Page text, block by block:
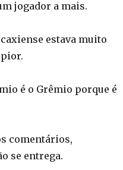
jogador a mais.
estava muito
é o Grêmio porque é
comentários,
se entrega.